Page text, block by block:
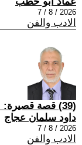
2026 / 8 / 7
الادب والفن
(39) قصة قصيرة: جيوبُ التفكير
داود سلمان عجاج
2026 / 8 / 7
الادب والفن